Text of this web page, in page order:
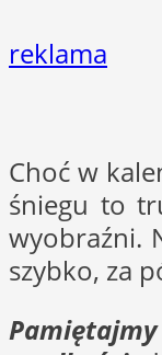
reklama
Choć w
śniegu to
wyobraźni.
szybko, za
Pamiętajmy